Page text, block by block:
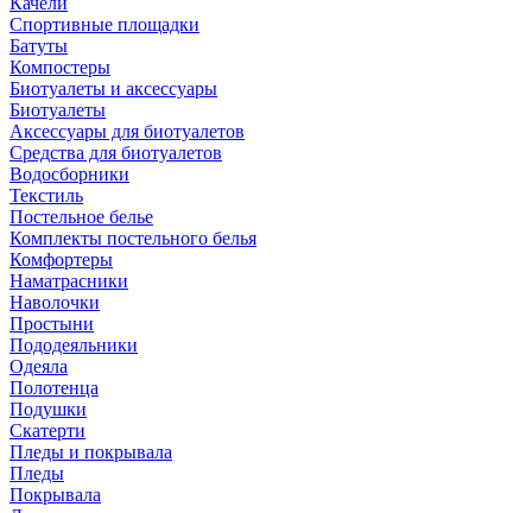
Спортивные площадки
Батуты
Компостеры
Биотуалеты и аксессуары
Биотуалеты
Аксессуары для биотуалетов
Средства для биотуалетов
Водосборники
Текстиль
Постельное белье
Комплекты постельного белья
Комфортеры
Наматрасники
Наволочки
Простыни
Пододеяльники
Одеяла
Полотенца
Подушки
Скатерти
Пледы и покрывала
Пледы
Покрывала